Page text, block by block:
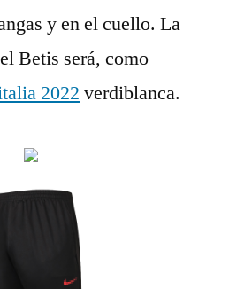
y en el cuello. La
Betis será, como
2022 verdiblanca.